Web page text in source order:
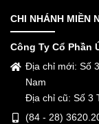
CHI NHÁNH MIỀN
Công Ty Cổ Phần
Địa chỉ mới: Số
Nam
Địa chỉ cũ: Số 3
(84 - 28)